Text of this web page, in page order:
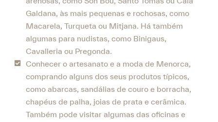
Galdana, às mais pequenas e rochosas, como
Macarela, Turqueta ou Mitjana. Há também
algumas para nudistas, como Binigaus,
Cavalleria ou Pregonda.
Conhecer o artesanato e a moda de Menorca,
comprando alguns dos seus produtos típicos,
como abarcas, sandálias de couro e borracha,
chapéus de palha, joias de prata e cerâmica.
Também pode visitar algumas das oficinas e